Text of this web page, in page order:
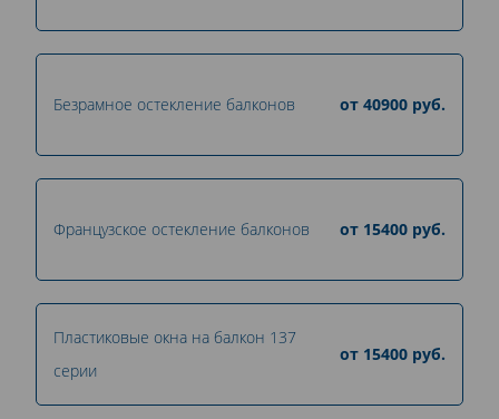
Безрамное остекление балконов от 40900 руб.
Французское остекление балконов от 15400 руб.
Пластиковые окна на балкон 137
серии
от 15400 руб.